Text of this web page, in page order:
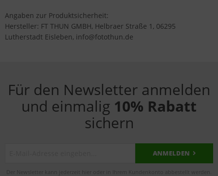
Angaben zur Produktsicherheit:
Hersteller: FT THUN GMBH, Helbraer Straße 1, 06295
Lutherstadt Eisleben, info@fotothun.de
Für den Newsletter anmelden
und einmalig 10% Rabatt
sichern
ANMELDEN
Der Newsletter kann jederzeit hier oder in Ihrem Kundenkonto abbestellt werden.